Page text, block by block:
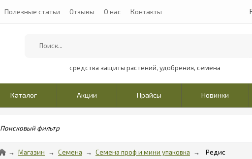
Полезные статьи Отзывы О нас Контакты
средства защиты растений, удобрения, семена
Каталог Акции Прайсы Новинки
Поисковый фильтр
Магазин Семена Семена проф и мини упаковка Редис